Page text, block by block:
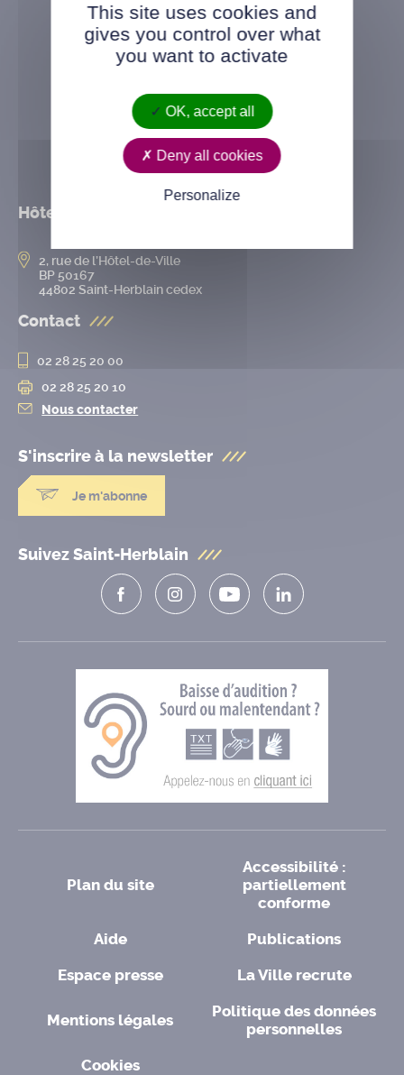
Hôtel de ville
2, rue de l’Hôtel-de-Ville
BP 50167
44802 Saint-Herblain cedex
Contact
02 28 25 20 00
02 28 25 20 10
Nous contacter
S'inscrire à la newsletter
Je m'abonne
Suivez Saint-Herblain
Plan du site
Accessibilité :
partiellement
conforme
Aide
Publications
Espace presse
La Ville recrute
Mentions légales
Politique des données
personnelles
Cookies
This site uses cookies and
gives you control over what
you want to activate
OK, accept all
Deny all cookies
Personalize